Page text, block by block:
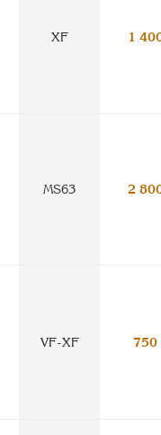
XF 1
MS63 2
VF-XF 750